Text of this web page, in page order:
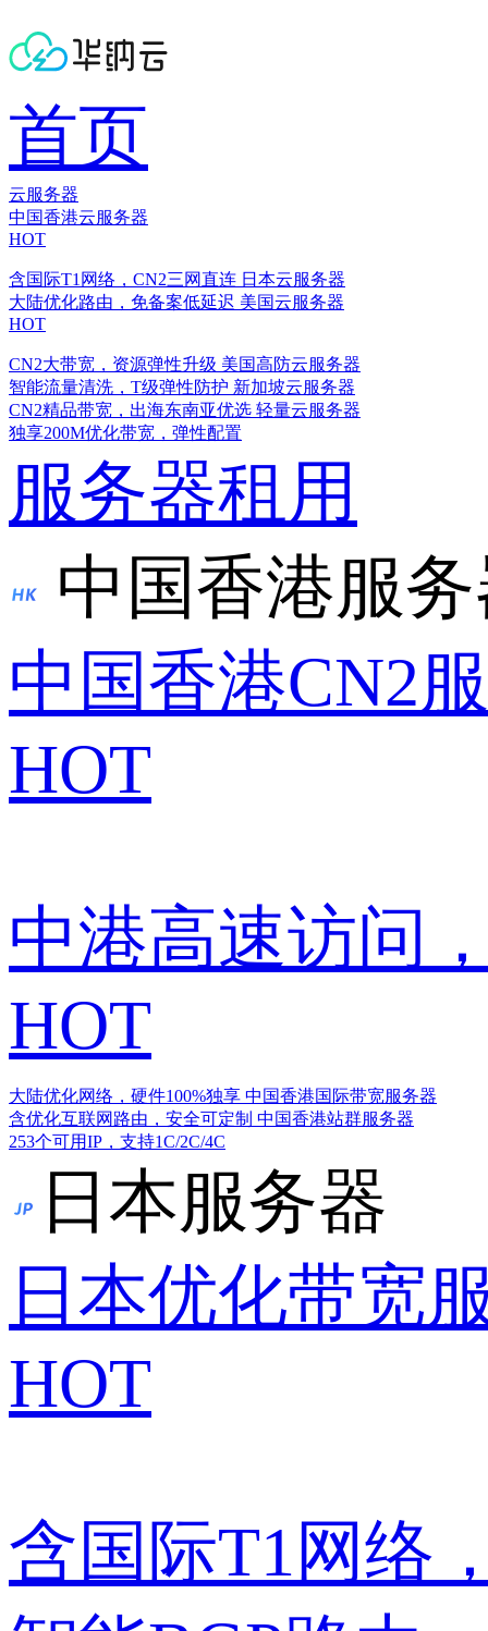
首页
云服务器
中国香港云服务器
HOT
含国际T1网络，CN2三网直连 日本云服务器
大陆优化路由，免备案低延迟 美国云服务器
HOT
CN2大带宽，资源弹性升级 美国高防云服务器
智能流量清洗，T级弹性防护 新加坡云服务器
CN2精品带宽，出海东南亚优选 轻量云服务器
独享200M优化带宽，弹性配置
服务器租用
中国香港服
中国香港CN2
HOT
中港高速访问
HOT
大陆优化网络，硬件100%独享 中国香港国际带宽服务器
含优化互联网路由，安全可定制 中国香港站群服务器
253个可用IP，支持1C/2C/4C
日本服务器
日本优化带宽
HOT
含国际T1网络